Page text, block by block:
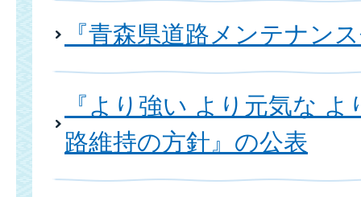
『青森県道路メンテナン
『より強い より元気な
路維持の方針』の公表